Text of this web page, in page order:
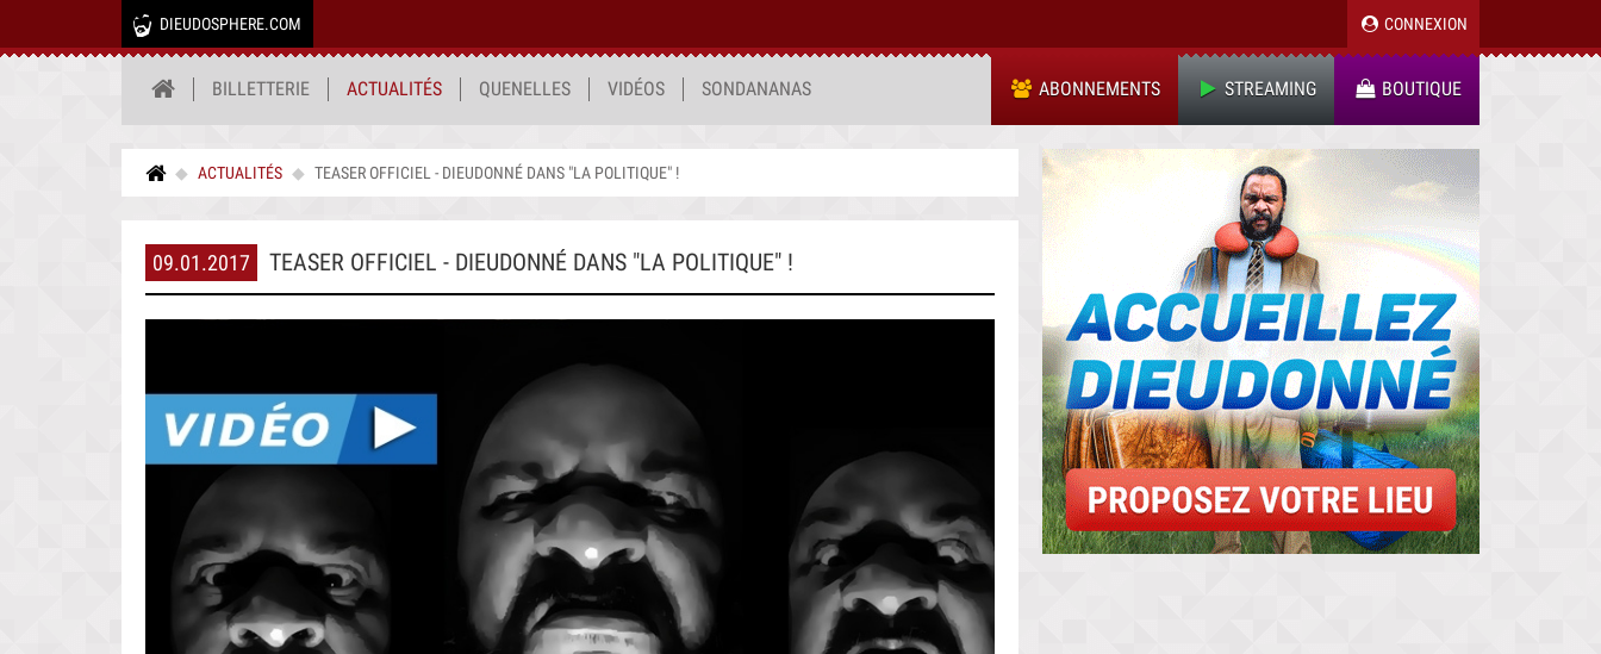
DIEUDOSPHERE.COM CONNEXION
BILLETTERIE ACTUALITÉS QUENELLES VIDÉOS SONDANANAS ABONNEMENTS STREAMING BOUTIQUE
ACTUALITÉS TEASER OFFICIEL - DIEUDONNÉ DANS "LA POLITIQUE" !
09.01.2017 TEASER OFFICIEL - DIEUDONNÉ DANS "LA POLITIQUE" !